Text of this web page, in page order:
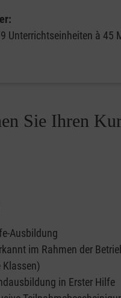
Unterrichtseinheiten à 45
Sie Ihren
Ausbildung
im Rahmen der
Klassen)
in Erster Hilfe